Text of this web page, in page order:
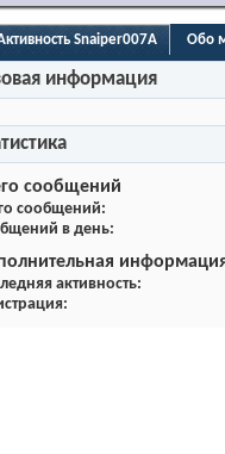
Snaiper007A Обо
информация
сообщений
сообщений
в день
активность